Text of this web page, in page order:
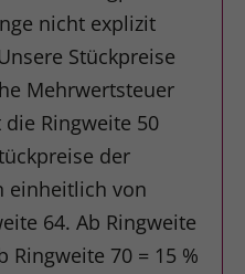
nicht explizit
Stückpreise
Mehrwertsteuer
Ringweite 50
der
einheitlich von
64. Ab Ringweite
Ringweite 70 = 15 %